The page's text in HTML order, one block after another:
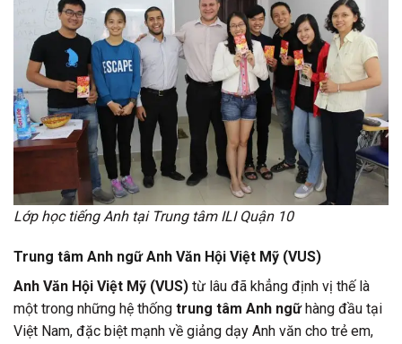
Lớp học tiếng Anh tại Trung tâm ILI Quận 10
Trung tâm Anh ngữ Anh Văn Hội Việt Mỹ (VUS)
Anh Văn Hội Việt Mỹ (VUS) từ lâu đã khẳng định vị thế là
một trong những hệ thống trung tâm Anh ngữhàng đầu tại
Việt Nam, đặc biệt mạnh về giảng dạy Anh văn cho trẻ em,